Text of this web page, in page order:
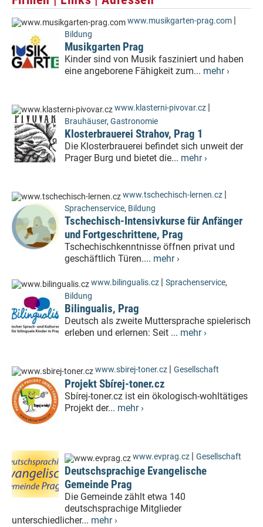
www.musikgarten-prag.com |
Bildung
Musikgarten Prag
Kinder sind von Musik fasziniert und haben
eine angeborene Fähigkeit zum... mehr ›
www.klasterni-pivovar.cz |
Brauhäuser, Gastronomie
Klosterbrauerei Strahov, Prag 1
Die Klosterbrauerei befindet sich unweit der
Prager Burg und bietet die... mehr ›
www.tschechisch-lernen.cz |
Sprachenservice, Bildung
Tschechisch-Intensivkurse für Anfänger
und Fortgeschrittene, Prag
Tschechischkenntnisse öffnen privat und
geschäftlich Türen.... mehr ›
www.bilingualis.cz | Sprachenservice,
Bildung
Bilingualis, Prag
Deutsch als zweite Muttersprache spielerisch
erleben und erlernen: Seit ... mehr ›
www.sbirej-toner.cz | Gesellschaft
Projekt Sbírej-toner.cz
Sbírej-toner.cz ist ein ökologisch-wohltätiges
Projekt der... mehr ›
www.evprag.cz | Gesellschaft
Deutschsprachige Evangelische
Gemeinde Prag
Die Gemeinde zählt etwa 140
deutschsprachige Mitglieder
unterschiedlicher... mehr ›